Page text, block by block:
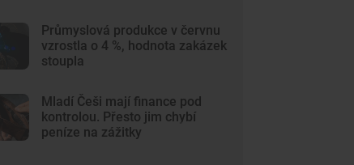
Průmyslová produkce v červnu
vzrostla o 4 %, hodnota zakázek
stoupla
Mladí Češi mají finance pod
kontrolou. Přesto jim chybí
peníze na zážitky